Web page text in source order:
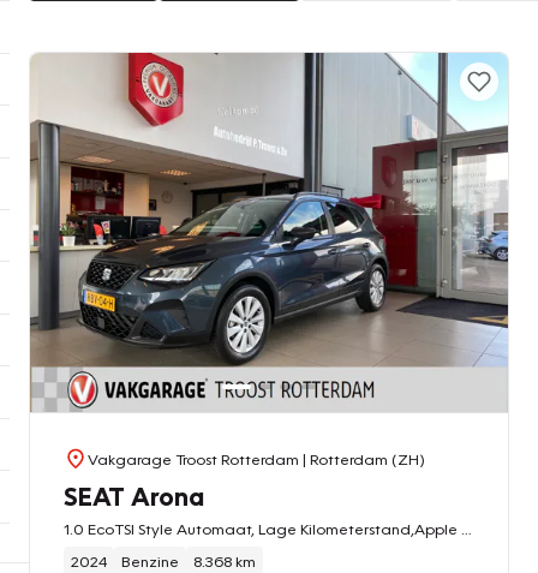
Vakgarage Troost Rotterdam | Rotterdam (ZH)
SEAT Arona
2024
Benzine 8.368 km